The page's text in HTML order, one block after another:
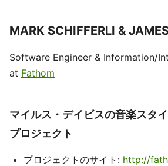
MARK SCHIFFERLI &
Software Engineer & Information/
at Fathom
マイルス・デイビスの音楽スタ
プロジェクト
プロジェクトのサイト: http://